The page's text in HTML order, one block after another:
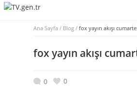
Ana Sayfa / Blog / fox yayın akışı
fox yayın akışı
0 0